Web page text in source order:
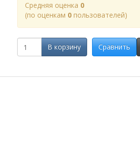
Cредняя оценка 0
(по оценкам 0 пользователей)
В корзину Сравнить